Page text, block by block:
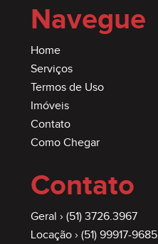
Navegue
Home
Serviços
Termos de Uso
Imóveis
Contato
Como Chegar
Contato
Geral › (51) 3726.3967
Locação › (51) 99917-9685